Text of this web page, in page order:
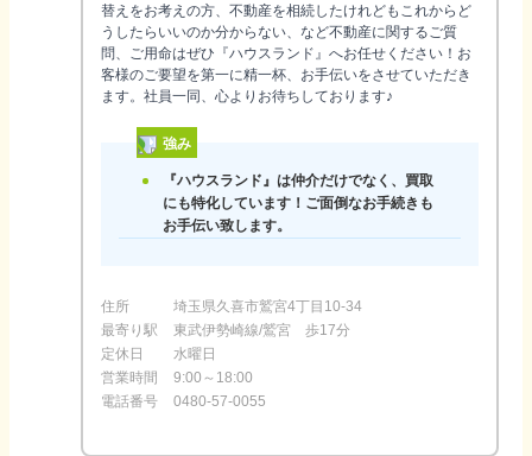
替えをお考えの方、不動産を相続したけれどもこれからど
うしたらいいのか分からない、など不動産に関するご質
問、ご用命はぜひ『ハウスランド』へお任せください！お
客様のご要望を第一に精一杯、お手伝いをさせていただき
ます。社員一同、心よりお待ちしております♪
強み
『ハウスランド』は仲介だけでなく、買取
にも特化しています！ご面倒なお手続きも
お手伝い致します。
住所
埼玉県久喜市鷲宮4丁目10-34
最寄り駅
東武伊勢崎線/鷲宮 歩17分
定休日
水曜日
営業時間
9:00～18:00
電話番号
0480-57-0055